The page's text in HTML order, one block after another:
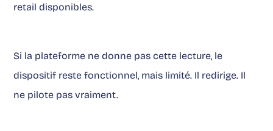
retail disponibles.
Si la plateforme ne donne pas cette lecture, le
dispositif reste fonctionnel, mais limité. Il redirige. Il
ne pilote pas vraiment.